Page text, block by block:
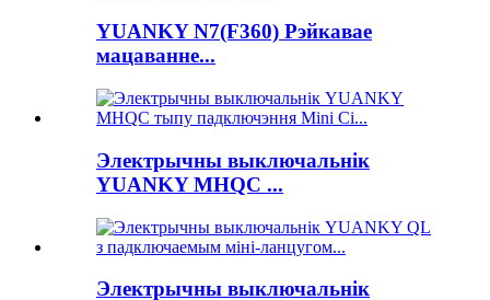
YUANKY N7(F360) Рэйкавае
мацаванне...
Электрычны выключальнік
YUANKY MHQC ...
Электрычны выключальнік